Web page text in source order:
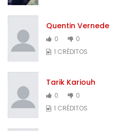
Quentin Vernede
0
0
1 CRÉDITOS
Tarik Kariouh
0
0
1 CRÉDITOS